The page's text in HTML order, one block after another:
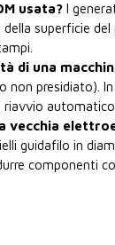
usata? I
superficie
di una
presidiato).
vecchia
guidafilo in
componenti